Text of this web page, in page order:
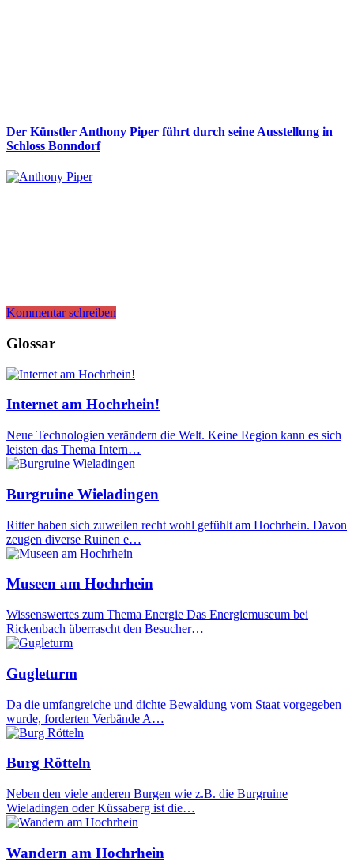
Der Künstler Anthony Piper führt durch seine Ausstellung in
Schloss Bonndorf
Kommentar schreiben
Glossar
Internet am Hochrhein!
Neue Technologien verändern die Welt. Keine Region kann es sich
leisten das Thema Intern…
Burgruine Wieladingen
Ritter haben sich zuweilen recht wohl gefühlt am Hochrhein. Davon
zeugen diverse Ruinen e…
Museen am Hochrhein
Wissenswertes zum Thema Energie Das Energiemuseum bei
Rickenbach überrascht den Besucher…
Gugleturm
Da die umfangreiche und dichte Bewaldung vom Staat vorgegeben
wurde, forderten Verbände A…
Burg Rötteln
Neben den viele anderen Burgen wie z.B. die Burgruine
Wieladingen oder Küssaberg ist die…
Wandern am Hochrhein